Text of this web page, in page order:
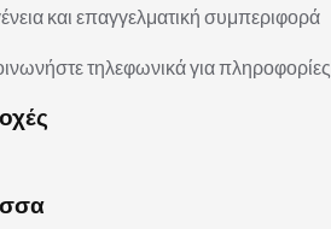
και επαγγελματική συμπεριφορά
τηλεφωνικά για πληροφορίες